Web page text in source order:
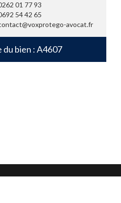
01 77 93
54 42 65
avocat.fr
du bien : A4607
légales